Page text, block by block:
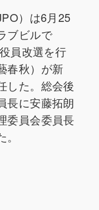
）は6月25
ブビルで
員改選を行
春秋）が新
した。総会後
長に安藤拓朗
委員会委員長